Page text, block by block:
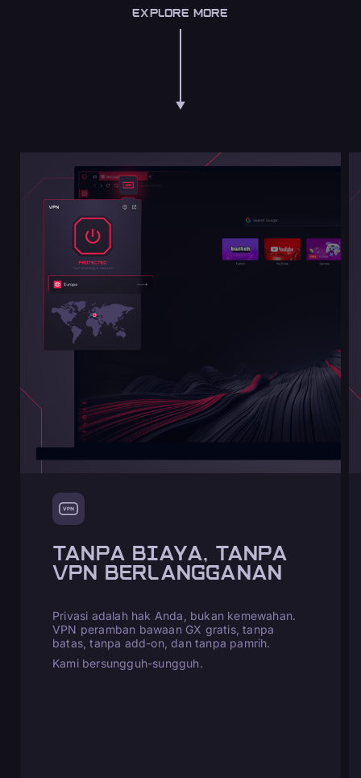
EXPLORE MORE
TANPA BIAYA, TANPA
VPN BERLANGGANAN
Privasi adalah hak Anda, bukan kemewahan.
VPN peramban bawaan GX gratis, tanpa
batas, tanpa add-on, dan tanpa pamrih.
Kami bersungguh-sungguh.